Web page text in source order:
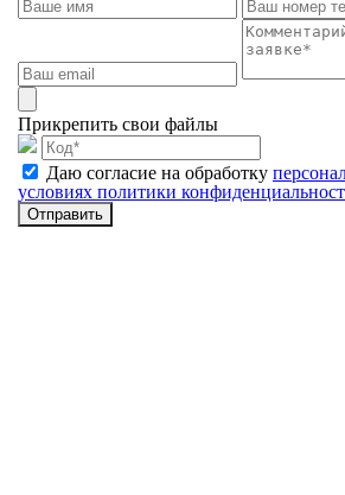
Прикрепить свои файлы
Даю согласие на обработку
условиях политики
Отправить